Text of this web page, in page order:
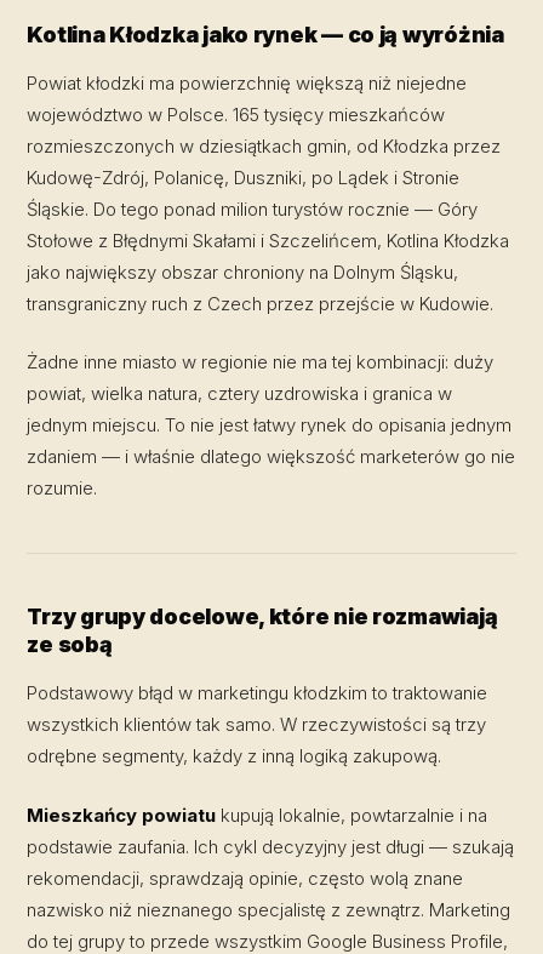
Kotlina Kłodzka jako rynek — co ją wyróżnia
Powiat kłodzki ma powierzchnię większą niż niejedne
województwo w Polsce. 165 tysięcy mieszkańców
rozmieszczonych w dziesiątkach gmin, od Kłodzka przez
Kudowę-Zdrój, Polanicę, Duszniki, po Lądek i Stronie
Śląskie. Do tego ponad milion turystów rocznie — Góry
Stołowe z Błędnymi Skałami i Szczelińcem, Kotlina Kłodzka
jako największy obszar chroniony na Dolnym Śląsku,
transgraniczny ruch z Czech przez przejście w Kudowie.
Żadne inne miasto w regionie nie ma tej kombinacji: duży
powiat, wielka natura, cztery uzdrowiska i granica w
jednym miejscu. To nie jest łatwy rynek do opisania jednym
zdaniem — i właśnie dlatego większość marketerów go nie
rozumie.
Trzy grupy docelowe, które nie rozmawiają
ze sobą
Podstawowy błąd w marketingu kłodzkim to traktowanie
wszystkich klientów tak samo. W rzeczywistości są trzy
odrębne segmenty, każdy z inną logiką zakupową.
Mieszkańcy powiatu kupują lokalnie, powtarzalnie i na
podstawie zaufania. Ich cykl decyzyjny jest długi — szukają
rekomendacji, sprawdzają opinie, często wolą znane
nazwisko niż nieznanego specjalistę z zewnątrz. Marketing
do tej grupy to przede wszystkim Google Business Profile,